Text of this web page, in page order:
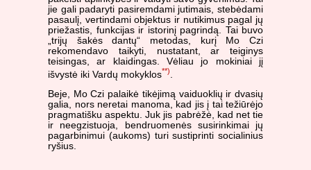
jie gali padaryti pasiremdami jutimais, stebėdami
pasaulį, vertindami objektus ir nutikimus pagal jų
priežastis, funkcijas ir istorinį pagrindą. Tai buvo
„trijų šakės dantų“ metodas, kurį Mo Czi
rekomendavo taikyti, nustatant, ar teiginys
teisingas, ar klaidingas. Vėliau jo mokiniai jį
išvystė iki Vardų mokyklos**)
Beje, Mo Czi palaikė tikėjimą vaiduoklių ir dvasių
galia, nors neretai manoma, kad jis į tai težiūrėjo
pragmatišku aspektu. Juk jis pabrėžė, kad net tie
ir neegzistuoja, bendruomenės susirinkimai jų
pagarbinimui (aukoms) turi sustiprinti socialinius
ryšius.